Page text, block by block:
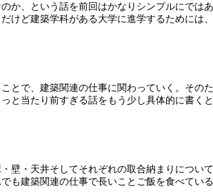
か、という話を前回はかなりシンプルにで
けど建築学科がある大学に進学するためには
とで、建築関連の仕事に関わっていく。そ
と当たり前すぎる話をもう少し具体的に書く
壁・天井そしてそれぞれの取合納まりにつ
も建築関連の仕事で長いことご飯を食べてい